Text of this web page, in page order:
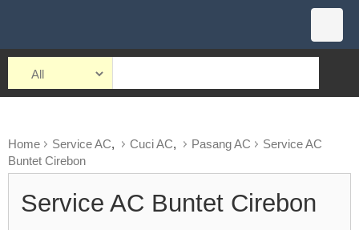
Home Service AC, Cuci AC, Pasang AC
Service AC
Buntet Cirebon
Service AC Buntet Cirebon